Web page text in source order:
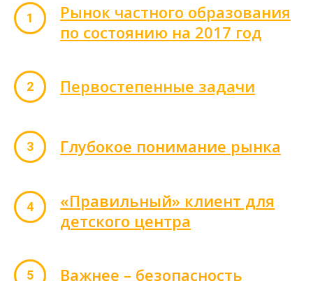
Рынок частного образования
по состоянию на 2017 год
Первостепенные задачи
Глубокое понимание рынка
«Правильный» клиент для
детского центра
Важнее – безопасность